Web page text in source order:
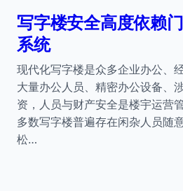
写字楼安全高度依赖
系统
现代化写字楼是众多企业办公、
大量办公人员、精密办公设备、
资，人员与财产安全是楼宇运营
多数写字楼普遍存在闲杂人员随
松…